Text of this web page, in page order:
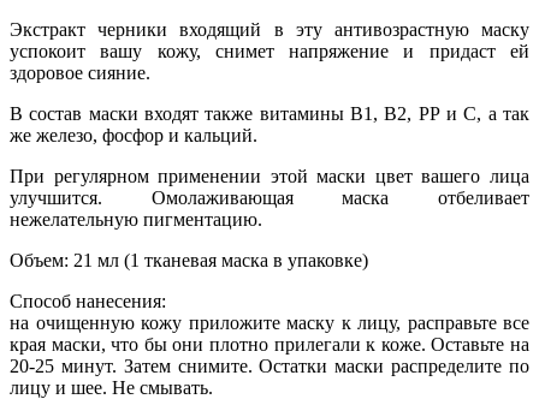
Экстракт черники входящий в эту антивозрастную маску
успокоит вашу кожу, снимет напряжение и придаст ей
здоровое сияние.
В состав маски входят также витамины В1, В2, РР и С, а так
же железо, фосфор и кальций.
При регулярном применении этой маски цвет вашего лица
улучшится. Омолаживающая маска отбеливает
нежелательную пигментацию.
Объем: 21 мл (1 тканевая маска в упаковке)
Способ нанесения:
на очищенную кожу приложите маску к лицу, расправьте все
края маски, что бы они плотно прилегали к коже. Оставьте на
20-25 минут. Затем снимите. Остатки маски распределите по
лицу и шее. Не смывать.